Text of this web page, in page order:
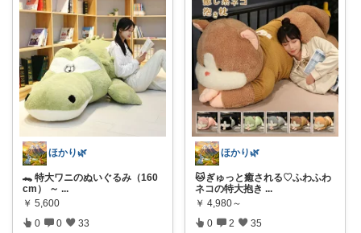
ほかり🌿
🐊 特大ワニのぬいぐるみ（160
cm） ～ ...
￥ 5,600
0 0 33
ほかり🌿
🐱ぎゅっと癒される♡ふわふわ
ネコの特大抱き ...
￥ 4,980～
0 2 35